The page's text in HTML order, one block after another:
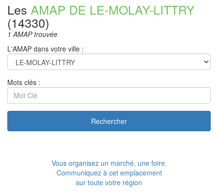
Les AMAP DE LE-MOLAY-LITTRY
(14330)
1 AMAP trouvée
L'AMAP dans votre ville :
Mots clés :
Rechercher
Vous organisez un marché, une foire.
Communiquez à cet emplacement
sur toute votre région